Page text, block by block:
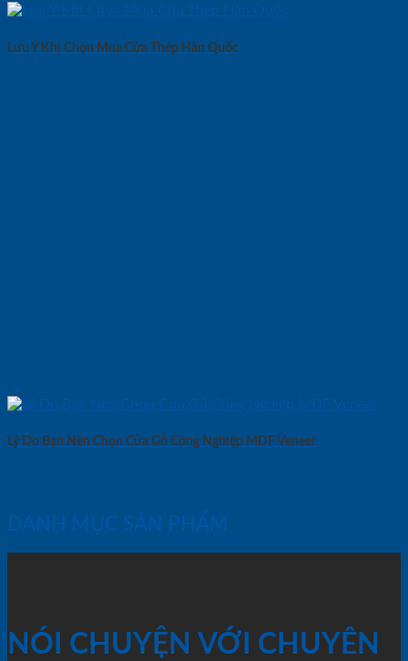
Lưu Ý Khi Chọn Mua Cửa Thép Hàn Quốc
Lý Do Bạn Nên Chọn Cửa Gỗ Công Nghiệp MDF Veneer
DANH MỤC SẢN PHẨM
NÓI CHUYỆN VỚI CHUYÊN